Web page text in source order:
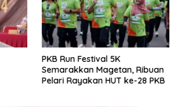
PKB Run Festival 5K
Semarakkan Magetan, Ribuan
Pelari Rayakan HUT ke-28 PKB